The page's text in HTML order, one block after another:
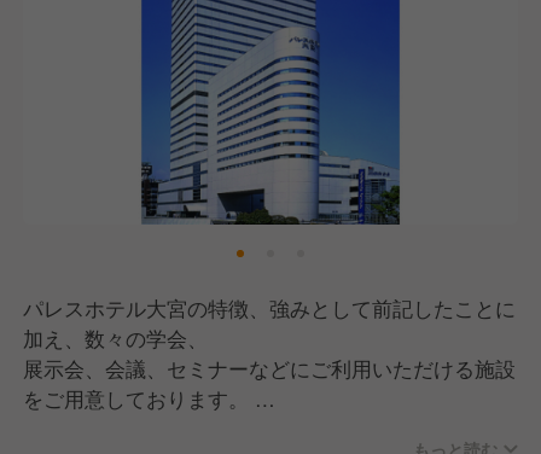
パレスホテル大宮の特徴、強みとして前記したことに
加え、数々の学会、
展示会、会議、セミナーなどにご利用いただける施設
をご用意しております。
もっと読む